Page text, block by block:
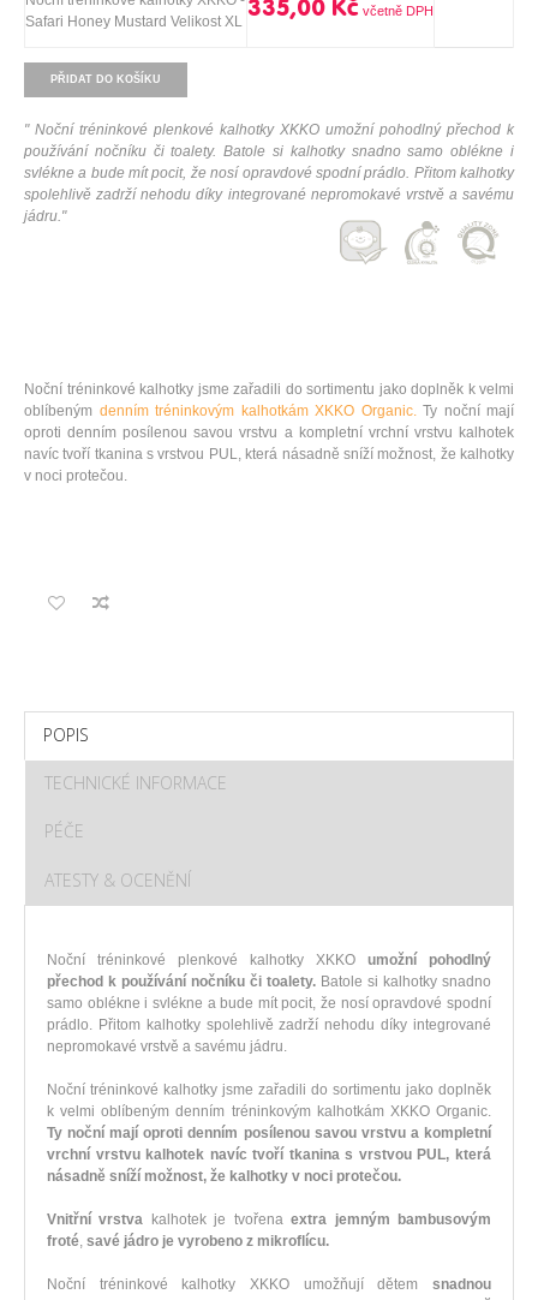
Safari Honey Mustard Velikost XL 335,00 Kč
PŘIDAT DO KOŠÍKU
"Noční tréninkové plenkové kalhotky XKKO umožní pohodlný přechod k
používání nočníku či toalety. Batole si kalhotky snadno samo oblékne i
svlékne a bude mít pocit, že nosí opravdové spodní prádlo. Přitom kalhotky
spolehlivě zadrží nehodu díky integrované nepromokavé vrstvě a savému
jádru."
Noční tréninkové kalhotky jsme zařadili do sortimentu jako doplněk k velmi
oblíbeným denním tréninkovým kalhotkám XKKO Organic.Ty noční mají
oproti denním posílenou savou vrstvu a kompletní vrchní vrstvu kalhotek
navíc tvoří tkanina s vrstvou PUL, která násadně sníží možnost, že kalhotky
v noci protečou.
POPIS
TECHNICKÉ INFORMACE
PÉČE
ATESTY & OCENĚNÍ
Noční tréninkové plenkové kalhotky XKKO umožní pohodlný
přechod k používání nočníku či toalety. Batole si kalhotky snadno
samo oblékne i svlékne a bude mít pocit, že nosí opravdové spodní
prádlo. Přitom kalhotky spolehlivě zadrží nehodu díky integrované
nepromokavé vrstvě a savému jádru.
Noční tréninkové kalhotky jsme zařadili do sortimentu jako doplněk
k velmi oblíbeným denním tréninkovým kalhotkám XKKO Organic.
Ty noční mají oproti denním posílenou savou vrstvu a kompletní
vrchní vrstvu kalhotek navíc tvoří tkanina s vrstvou PUL, která
násadně sníží možnost, že kalhotky v noci protečou.
Vnitřní vrstva kalhotek je tvořenaextra jemným bambusovým
froté savé jádro je vyrobeno z mikroflícu.
Noční tréninkové kalhotky XKKO umožňují dětem snadnou